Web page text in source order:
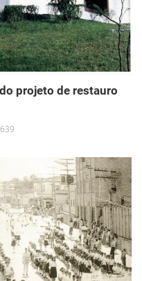
projeto de restauro